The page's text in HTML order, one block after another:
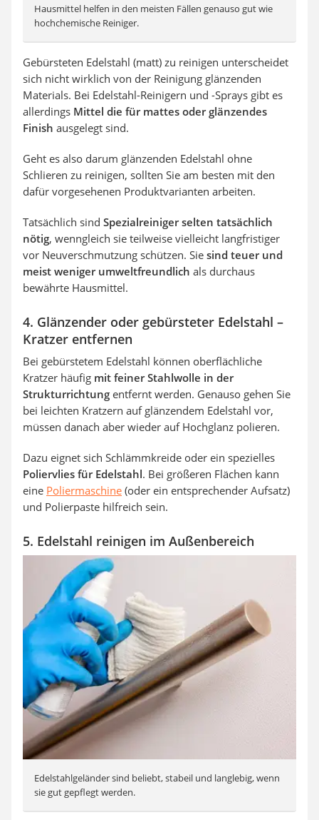
Hausmittel helfen in den meisten Fällen genauso gut wie
hochchemische Reiniger.
Gebürsteten Edelstahl (matt) zu reinigen unterscheidet
sich nicht wirklich von der Reinigung glänzenden
Materials. Bei Edelstahl-Reinigern und -Sprays gibt es
allerdings Mittel die für mattes oder glänzendes
Finish ausgelegt sind.
Geht es also darum glänzenden Edelstahl ohne
Schlieren zu reinigen, sollten Sie am besten mit den
dafür vorgesehenen Produktvarianten arbeiten.
Tatsächlich sind Spezialreiniger selten tatsächlich
nötig, wenngleich sie teilweise vielleicht langfristiger
vor Neuverschmutzung schützen. Sie sind teuer und
meist weniger umweltfreundlich als durchaus
bewährte Hausmittel.
4. Glänzender oder gebürsteter Edelstahl –
Kratzer entfernen
Bei gebürstetem Edelstahl können oberflächliche
Kratzer häufig mit feiner Stahlwolle in der
Strukturrichtung entfernt werden. Genauso gehen Sie
bei leichten Kratzern auf glänzendem Edelstahl vor,
müssen danach aber wieder auf Hochglanz polieren.
Dazu eignet sich Schlämmkreide oder ein spezielles
Poliervlies für Edelstahl. Bei größeren Flächen kann
eine Poliermaschine (oder ein entsprechender Aufsatz)
und Polierpaste hilfreich sein.
5. Edelstahl reinigen im Außenbereich
Edelstahlgeländer sind beliebt, stabeil und langlebig, wenn
sie gut gepflegt werden.